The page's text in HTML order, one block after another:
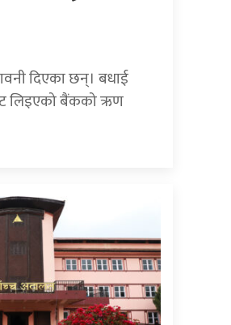
दिएका छन्। बधाई
लिइएको बैंकको ऋण